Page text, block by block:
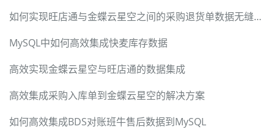
如何实现旺店通与金蝶云星空之间的采购退货单数据无缝集成
MySQL中如何高效集成快麦库存数据
高效实现金蝶云星空与旺店通的数据集成
高效集成采购入库单到金蝶云星空的解决方案
如何高效集成BDS对账班牛售后数据到MySQL